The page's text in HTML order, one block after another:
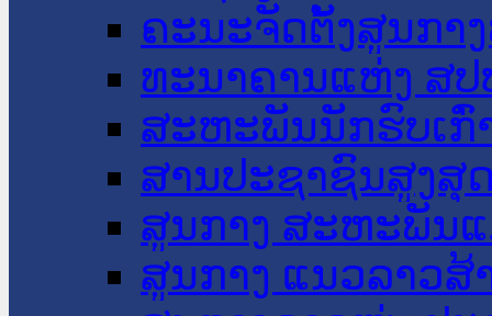
ຄະນະຈັດຕັ້ງສູນກາ
ທະນາຄານແຫ່ງ ສປ
ສະຫະພັນນັກຮົບເກົ່
ສານປະຊາຊົນສູງສຸ
ສູນກາງ ສະຫະພັນ
ສູນກາງ ແນວລາວສ້